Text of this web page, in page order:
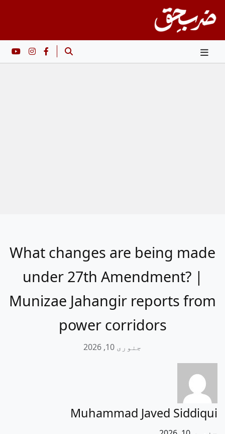
content
What changes are being made
under 27th Amendment? |
Munizae Jahangir reports from
power corridors
جنوری 10, 2026
Muhammad Javed Siddiqui